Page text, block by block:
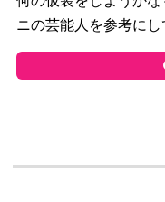
ニの芸能人を参考に